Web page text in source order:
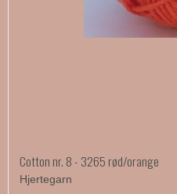
Cotton nr. 8 - 3265 rød/orange
Hjertegarn